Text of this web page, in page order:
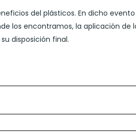
del plásticos. En dicho
los encontramos, la aplicación de
disposición final.